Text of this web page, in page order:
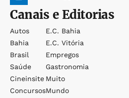
Canais e Editorias
Autos
Bahia
Brasil
Saúde
Cineinsite
Concursos
E.c. Bahia
E.c. Vitória
Empregos
Gastronomia
Muito
Mundo